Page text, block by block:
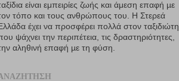
είναι εμπειρίες ζωής και άμεση επαφή µε
τόπο και τους ανθρώπους του. Η Στερεά
έχει να προσφέρει πολλά στον ταξιδιώτη
ψάχνει την περιπέτεια, τις δραστηριότητες,
αληθινή επαφή µε τη φύση.